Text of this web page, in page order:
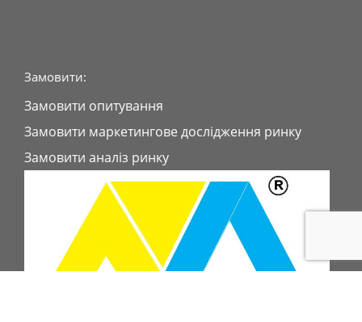
Замовити:
Замовити опитування
Замовити маркетингове дослідження ринку
Замовити аналіз ринку